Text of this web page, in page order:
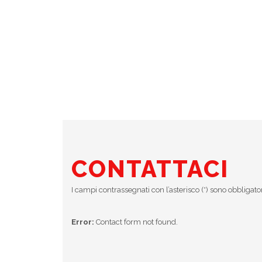
CONTATTACI
I campi contrassegnati con l’asterisco (*) sono
Error: Contact form not found.